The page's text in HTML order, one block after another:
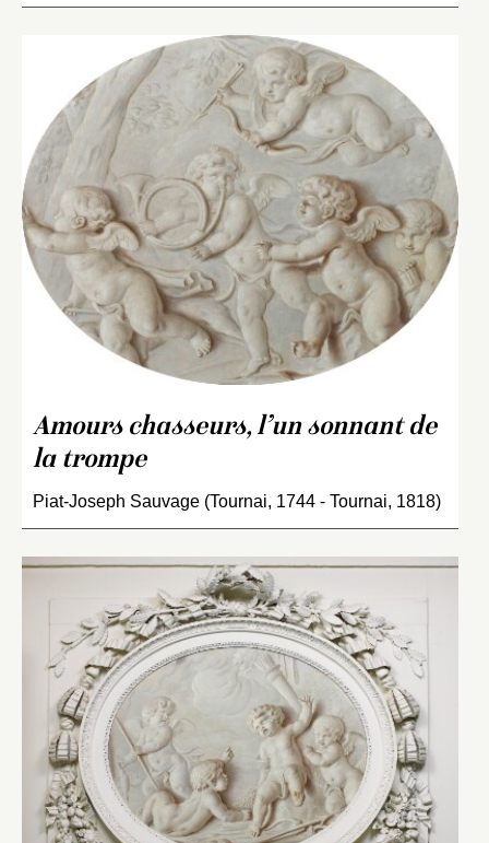
Amours chasseurs, l’un sonnant de
la trompe
Piat-Joseph Sauvage (Tournai, 1744 - Tournai, 1818)